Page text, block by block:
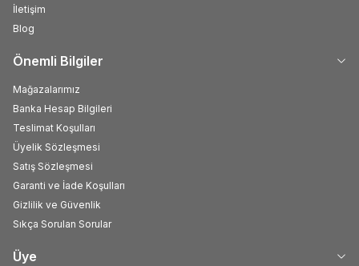
İletişim
Blog
Önemli Bilgiler
Mağazalarımız
Banka Hesap Bilgileri
Teslimat Koşulları
Üyelik Sözleşmesi
Satış Sözleşmesi
Garanti ve İade Koşulları
Gizlilik ve Güvenlik
Sıkça Sorulan Sorular
Üye